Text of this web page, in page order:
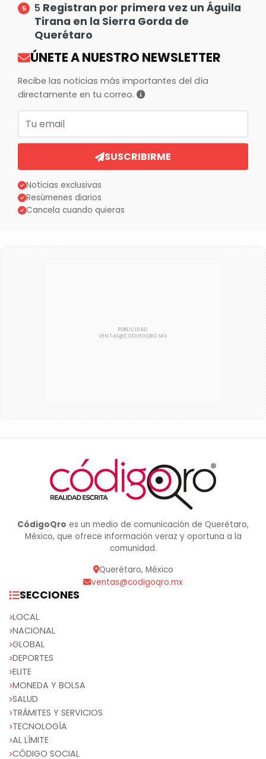
5 Registran por primera vez un Águila
Tirana en la Sierra Gorda de
Querétaro
ÚNETE A NUESTRO NEWSLETTER
Recibe las noticias más importantes del día
directamente en tu correo.
Correo electrónico
SUSCRIBIRME
Noticias exclusivas
Resúmenes diarios
Cancela cuando quieras
CódigoQro es un medio de comunicación de Querétaro,
México, que ofrece información veraz y oportuna a la
comunidad.
Querétaro, México
ventas@codigoqro.mx
SECCIONES
LOCAL
NACIONAL
GLOBAL
DEPORTES
ELITE
MONEDA Y BOLSA
SALUD
TRÁMITES Y SERVICIOS
TECNOLOGÍA
AL LÍMITE
CÓDIGO SOCIAL